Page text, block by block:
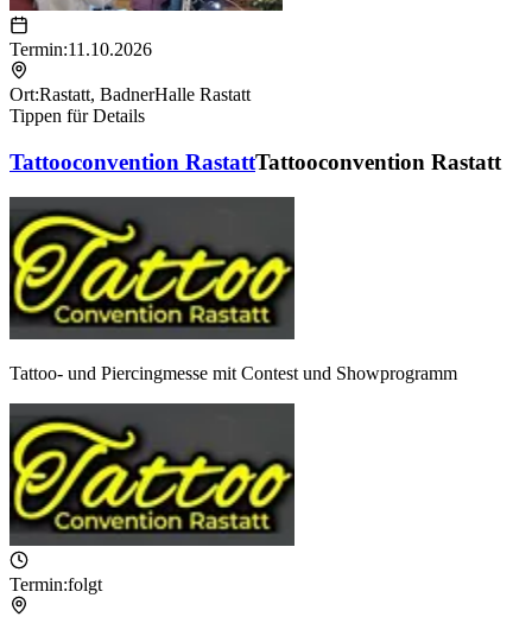
Termin:11.10.2026
Ort:Rastatt, BadnerHalle Rastatt
Tippen für Details
Tattooconvention RastattTattooconvention Rastatt
Tattoo- und Piercingmesse mit Contest und Showprogramm
Termin:folgt